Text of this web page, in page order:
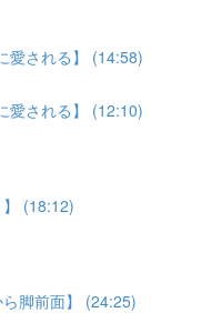
される】 (14:58)
される】 (12:10)
】 (18:12)
脚前面】 (24:25)